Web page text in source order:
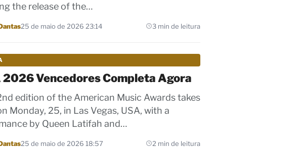
the release of the…
25 de maio de 2026 23:14 3 min de leitura
Vencedores Completa Agora
edition of the American Music Awards takes
Monday, 25, in Las Vegas, USA, with a
by Queen Latifah and…
25 de maio de 2026 18:57 2 min de leitura